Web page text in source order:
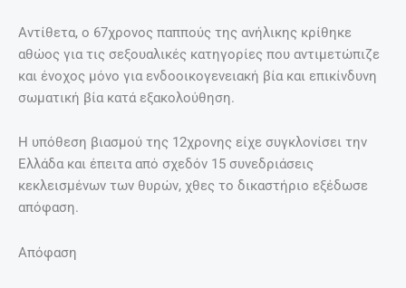
Αντίθετα, ο 67χρονος παππούς της ανήλικης κρίθηκε
αθώος για τις σεξουαλικές κατηγορίες που αντιμετώπιζε
και ένοχος μόνο για ενδοοικογενειακή βία και επικίνδυνη
σωματική βία κατά εξακολούθηση.
Η υπόθεση βιασμού της 12χρονης είχε συγκλονίσει την
Ελλάδα και έπειτα από σχεδόν 15 συνεδριάσεις
κεκλεισμένων των θυρών, χθες το δικαστήριο εξέδωσε
απόφαση.
Απόφαση